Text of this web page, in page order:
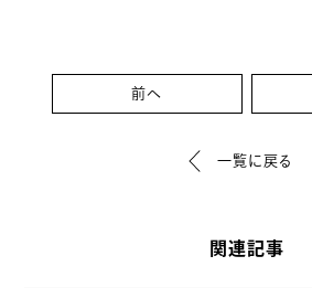
前へ
一覧に戻る
関連記事